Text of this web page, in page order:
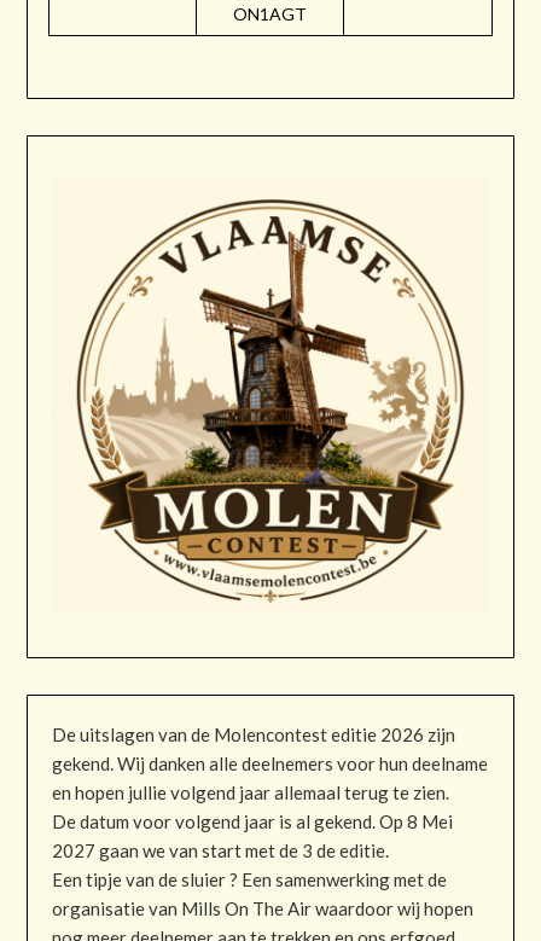
ON1AGT
De uitslagen van de Molencontest editie 2026 zijn
gekend. Wij danken alle deelnemers voor hun deelname
en hopen jullie volgend jaar allemaal terug te zien.
De datum voor volgend jaar is al gekend. Op 8 Mei
2027 gaan we van start met de 3 de editie.
Een tipje van de sluier ? Een samenwerking met de
organisatie van Mills On The Air waardoor wij hopen